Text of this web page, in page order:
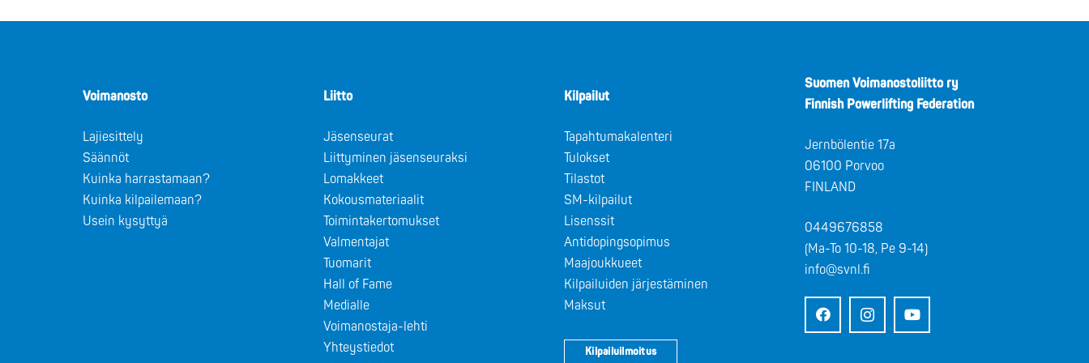
Voimanosto
Lajiesittely
Säännöt
Kuinka harrastamaan?
Kuinka kilpailemaan?
Usein kysyttyä
Liitto
Jäsenseurat
Liittyminen jäsenseuraksi
Lomakkeet
Kokousmateriaalit
Toimintakertomukset
Valmentajat
Tuomarit
Hall of Fame
Medialle
Voimanostaja-lehti
Yhteystiedot
Kilpailut
Tapahtumakalenteri
Tulokset
Tilastot
SM-kilpailut
Lisenssit
Antidopingsopimus
Maajoukkueet
Kilpailuiden järjestäminen
Maksut
Kilpailuilmoitus
Suomen Voimanostoliitto ry
Finnish Powerlifting Federation
Jernbölentie 17a
06100 Porvoo
FINLAND
0449676858
(Ma-To 10-18, Pe 9-14)
info@svnl.fi